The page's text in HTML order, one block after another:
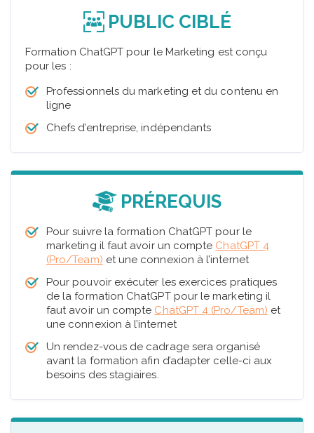
PUBLIC CIBLÉ
Formation ChatGPT pour le Marketing est conçu
pour les :
Professionnels du marketing et du contenu en
ligne
Chefs d’entreprise, indépendants
PRÉREQUIS
Pour suivre la formation ChatGPT pour le
marketing il faut avoir un compte ChatGPT 4
(Pro/Team) et une connexion à l’internet
Pour pouvoir exécuter les exercices pratiques
de la formation ChatGPT pour le marketing il
faut avoir un compte ChatGPT 4 (Pro/Team) et
une connexion à l’internet
Un rendez-vous de cadrage sera organisé
avant la formation afin d’adapter celle-ci aux
besoins des stagiaires.